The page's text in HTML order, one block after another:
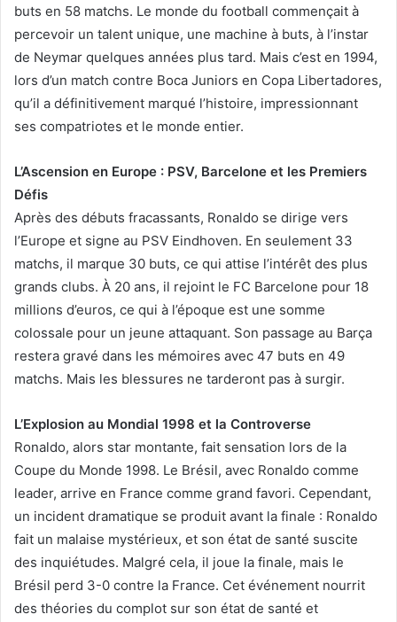
buts en 58 matchs. Le monde du football commençait à
percevoir un talent unique, une machine à buts, à l’instar
de Neymar quelques années plus tard. Mais c’est en 1994,
lors d’un match contre Boca Juniors en Copa Libertadores,
qu’il a définitivement marqué l’histoire, impressionnant
ses compatriotes et le monde entier.
L’Ascension en Europe : PSV, Barcelone et les Premiers
Défis
Après des débuts fracassants, Ronaldo se dirige vers
l’Europe et signe au PSV Eindhoven. En seulement 33
matchs, il marque 30 buts, ce qui attise l’intérêt des plus
grands clubs. À 20 ans, il rejoint le FC Barcelone pour 18
millions d’euros, ce qui à l’époque est une somme
colossale pour un jeune attaquant. Son passage au Barça
restera gravé dans les mémoires avec 47 buts en 49
matchs. Mais les blessures ne tarderont pas à surgir.
L’Explosion au Mondial 1998 et la Controverse
Ronaldo, alors star montante, fait sensation lors de la
Coupe du Monde 1998. Le Brésil, avec Ronaldo comme
leader, arrive en France comme grand favori. Cependant,
un incident dramatique se produit avant la finale : Ronaldo
fait un malaise mystérieux, et son état de santé suscite
des inquiétudes. Malgré cela, il joue la finale, mais le
Brésil perd 3-0 contre la France. Cet événement nourrit
des théories du complot sur son état de santé et